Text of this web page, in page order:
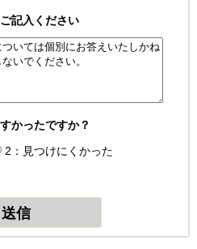
記入ください
かったですか？
2：見つけにくかった